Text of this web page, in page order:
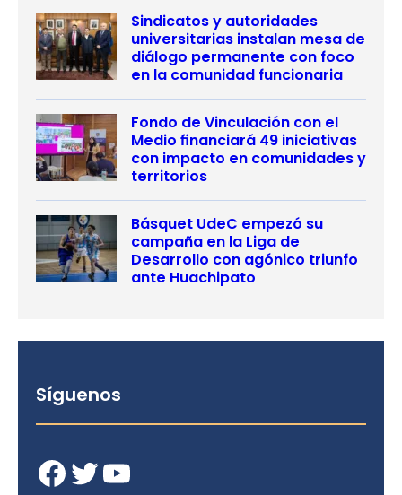
Sindicatos y autoridades
universitarias instalan mesa de
diálogo permanente con foco
en la comunidad funcionaria
Fondo de Vinculación con el
Medio financiará 49 iniciativas
con impacto en comunidades y
territorios
Básquet UdeC empezó su
campaña en la Liga de
Desarrollo con agónico triunfo
ante Huachipato
Síguenos
Facebook Twitter YouTube